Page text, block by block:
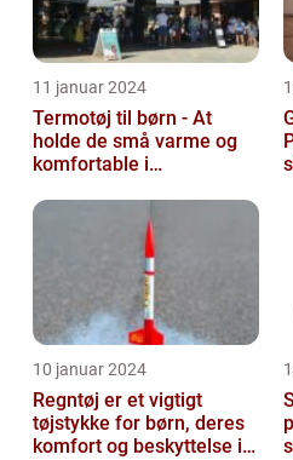
11 januar 2024
Termotøj til børn - At
holde de små varme og
komfortable i
10 januar 2024
Regntøj er et vigtigt
tøjstykke for børn, deres
komfort og beskyttelse i